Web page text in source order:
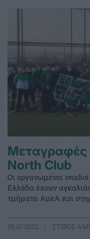
Μεταγραφές
North Club
Οι οργανωμένοι
Ελλάδα έχουν
τμήματα ΑμεΑ και
09.07.2022 ΣΤΙΒΟΣ